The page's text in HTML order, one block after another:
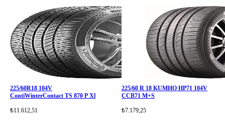
225/60R18 104V
ContiWinterContact TS 870 P Xl
₺11.612,51
225/60 R 18 KUMHO HP71 104V
CCB71 M+S
₺7.179,25